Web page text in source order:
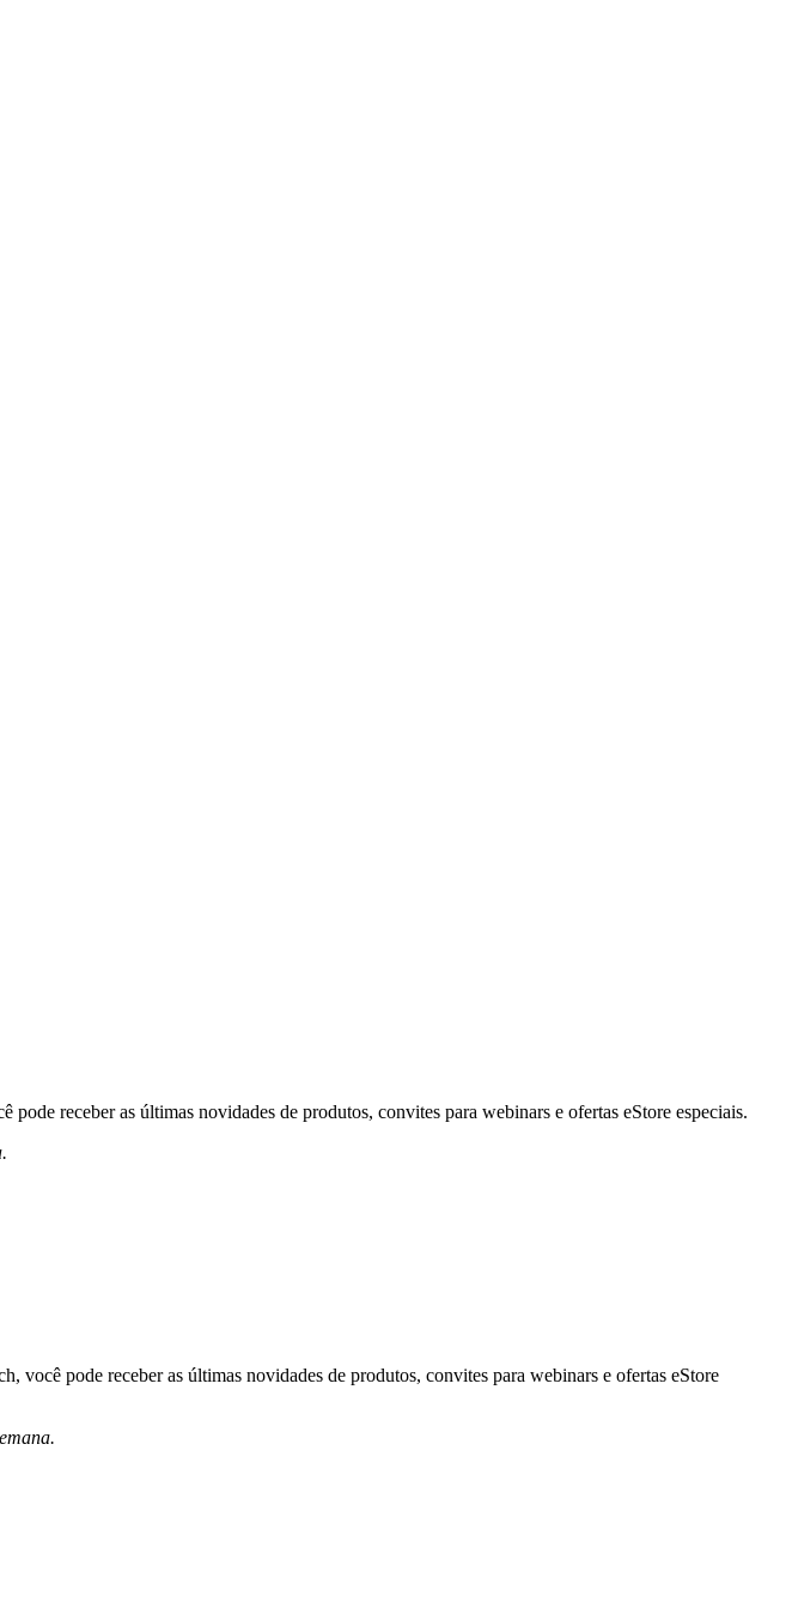
receber as últimas novidades de produtos, convites para webinars e ofertas eStore especiais.
pode receber as últimas novidades de produtos, convites para webinars e ofertas eStore